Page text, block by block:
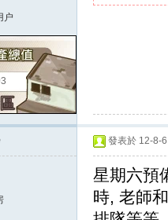
户
發表於 12-8-
星期六預
時, 老師